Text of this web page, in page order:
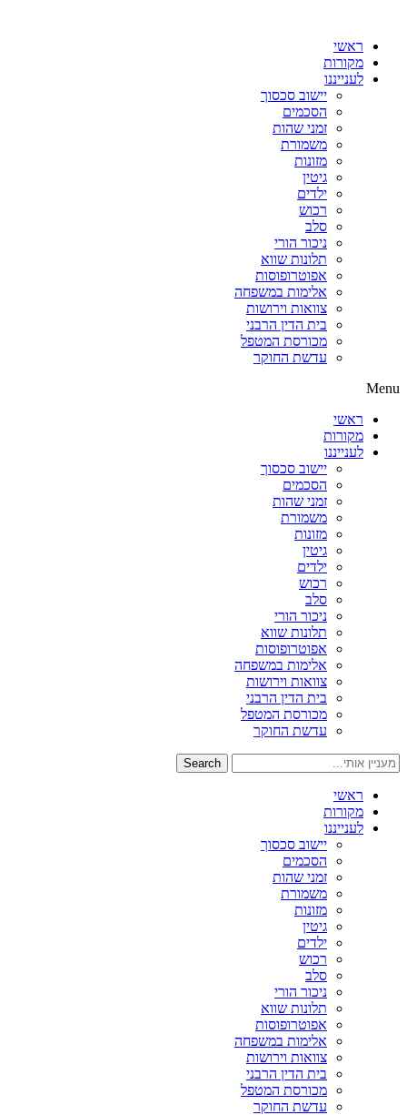
ראשי
מקורות
לענייננו
יישוב סכסוך
הסכמים
זמני שהות
משמורת
מזונות
גיטין
ילדים
רכוש
סלב
ניכור הורי
תלונות שווא
אפוטרופוסות
אלימות במשפחה
צוואות וירושות
בית הדין הרבני
מכורסת המטפל
עדשת החוקר
Menu
ראשי
מקורות
לענייננו
יישוב סכסוך
הסכמים
זמני שהות
משמורת
מזונות
גיטין
ילדים
רכוש
סלב
ניכור הורי
תלונות שווא
אפוטרופוסות
אלימות במשפחה
צוואות וירושות
בית הדין הרבני
מכורסת המטפל
עדשת החוקר
Search
ראשי
מקורות
לענייננו
יישוב סכסוך
הסכמים
זמני שהות
משמורת
מזונות
גיטין
ילדים
רכוש
סלב
ניכור הורי
תלונות שווא
אפוטרופוסות
אלימות במשפחה
צוואות וירושות
בית הדין הרבני
מכורסת המטפל
עדשת החוקר